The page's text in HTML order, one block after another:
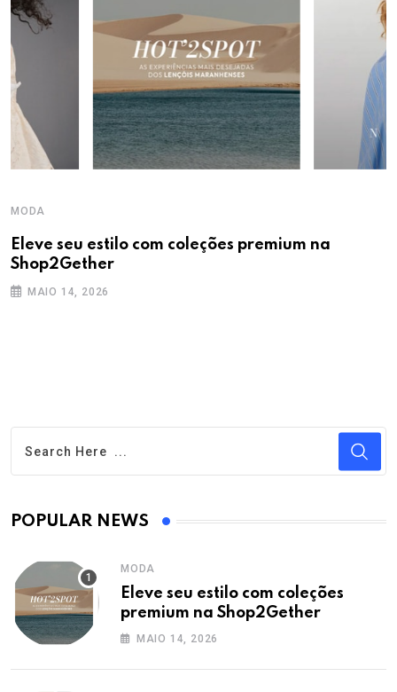
MODA
Eleve seu estilo com coleções premium na
Shop2Gether
MAIO 14, 2026
POPULAR NEWS
MODA
Eleve seu estilo com coleções
premium na Shop2Gether
MAIO 14, 2026